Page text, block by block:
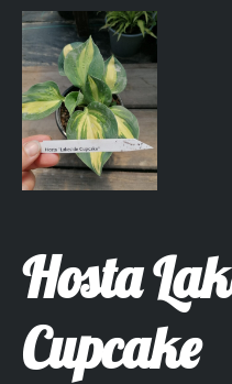
Hosta
Cupcake